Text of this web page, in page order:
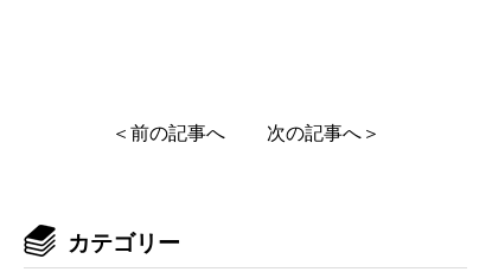
＜前の記事へ 次の記事へ＞
カテゴリー